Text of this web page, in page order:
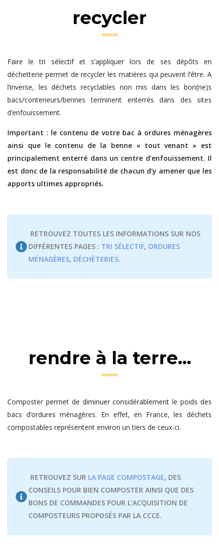
recycler
Faire le tri sélectif et s’appliquer lors de ses dépôts en
déchetterie permet de recycler les matières qui peuvent l’être. A
l’inverse, les déchets recyclables non mis dans les bon(ne)s
bacs/conteneurs/bennes terminent enterrés dans des sites
d’enfouissement.
Important : le contenu de votre bac à ordures ménagères
ainsi que le contenu de la benne « tout venant » est
principalement enterré dans un centre d’enfouissement. Il
est donc de la responsabilité de chacun d’y amener que les
apports ultimes appropriés.
RETROUVEZ TOUTES LES INFORMATIONS SUR NOS
DIFFÉRENTES PAGES : TRI SÉLECTIF, ORDURES
MÉNAGÈRES, DÉCHÈTERIES.
rendre à la terre...
Composter permet de diminuer considérablement le poids des
bacs d’ordures ménagères. En effet, en France, les déchets
compostables représentent environ un tiers de ceux-ci.
RETROUVEZ SUR LA PAGE COMPOSTAGE, DES
CONSEILS POUR BIEN COMPOSTER AINSI QUE DES
BONS DE COMMANDES POUR L’ACQUISITION DE
COMPOSTEURS PROPOSÉS PAR LA CCCE.